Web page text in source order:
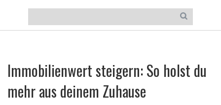
Immobilienwert steigern: So holst du
mehr aus deinem Zuhause